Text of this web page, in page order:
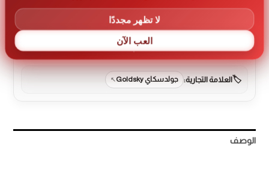
goldsky-0030
العلامة التجارية: جولدسكاي Goldsky
الوصف
لا تظهر مجددًا
العب الآن